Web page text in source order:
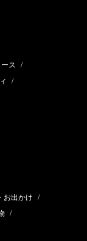
ス /
/
お出かけ /
/